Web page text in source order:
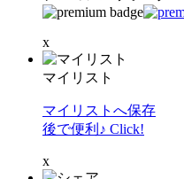
x
マイリスト
マイリストへ保存
後で便利♪ Click!
x